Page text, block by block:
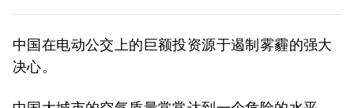
中国在电动公交上的巨额投资源于遏制雾霾的强大
决心。